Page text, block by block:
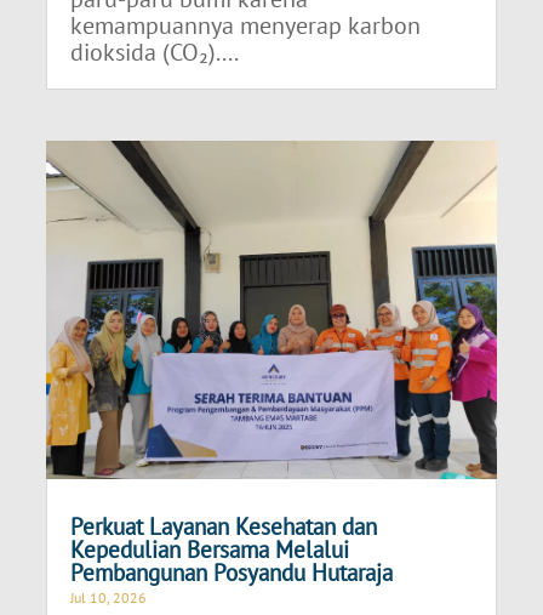
kemampuannya menyerap karbon
dioksida (CO₂)....
Perkuat Layanan Kesehatan dan
Kepedulian Bersama Melalui
Pembangunan Posyandu Hutaraja
Jul 10, 2026